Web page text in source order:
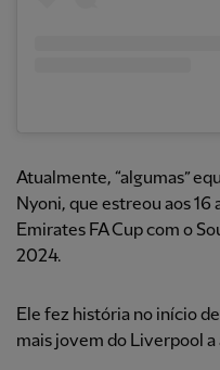
Atualmente, “algumas”
Nyoni, que estreou aos
Emirates FA Cup com o
2024.
Ele fez história no início
mais jovem do Liverpool a